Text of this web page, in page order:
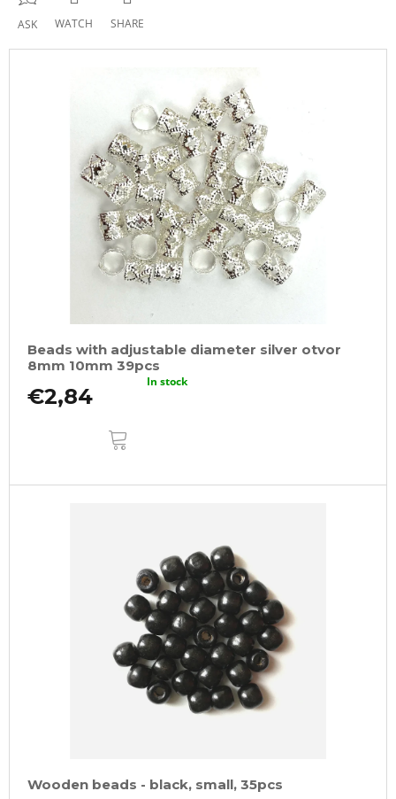
ASK WATCH SHARE
Beads with adjustable diameter silver otvor
8mm 10mm 39pcs
€2,84
In stock
Wooden beads - black, small, 35pcs